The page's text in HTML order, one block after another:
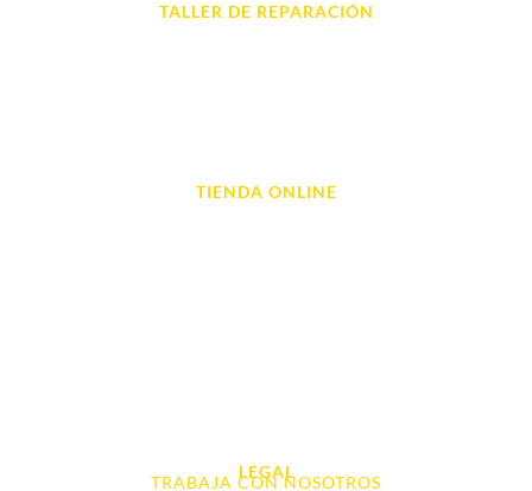
TALLER DE REPARACIÓN
TIENDA ONLINE
LEGAL
TRABAJA CON NOSOTROS